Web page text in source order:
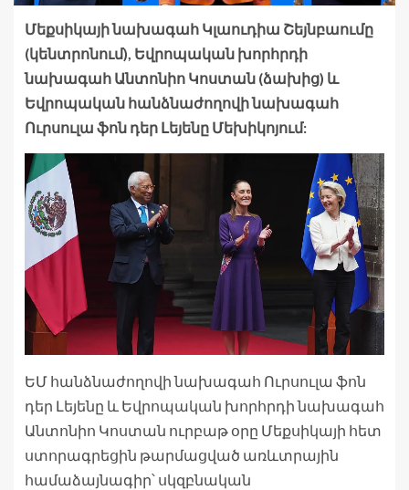
Մեքսիկայի նախագահ Կլաուդիա Շեյնբաումը
(կենտրոնում), Եվրոպական խորհրդի
նախագահ Անտոնիո Կոստան (ձախից) և
Եվրոպական հանձնաժողովի նախագահ
Ուրսուլա ֆոն դեր Լեյենը Մեխիկոյում:
ԵՄ հանձնաժողովի նախագահ Ուրսուլա ֆոն
դեր Լեյենը և Եվրոպական խորհրդի նախագահ
Անտոնիո Կոստան ուրբաթ օրը Մեքսիկայի հետ
ստորագրեցին թարմացված առևտրային
համաձայնագիր՝ սկզբնական